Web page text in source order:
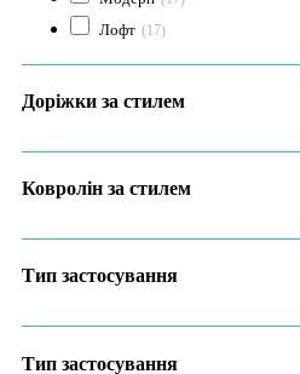
Лофт (17)
Доріжки за стилем
Ковролін за стилем
Тип застосування
Тип застосування